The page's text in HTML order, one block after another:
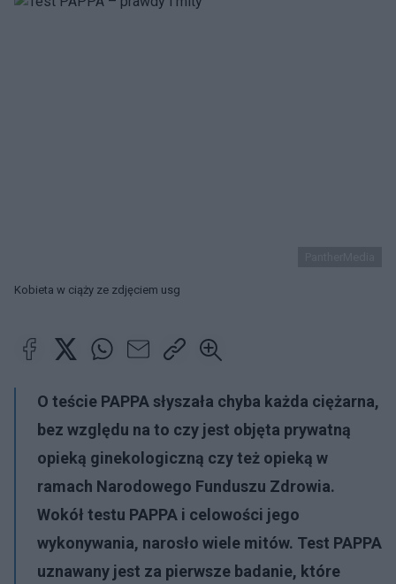
Kobieta w ciąży ze zdjęciem usg
O teście PAPPA słyszała chyba każda ciężarna,
bez względu na to czy jest objęta prywatną
opieką ginekologiczną czy też opieką w
ramach Narodowego Funduszu Zdrowia.
Wokół testu PAPPA i celowości jego
wykonywania, narosło wiele mitów. Test PAPPA
uznawany jest za pierwsze badanie, które